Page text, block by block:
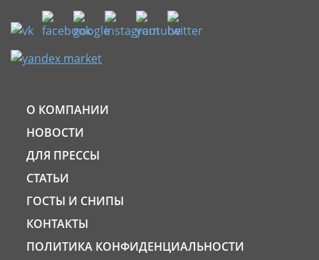
О КОМПАНИИ
НОВОСТИ
ДЛЯ ПРЕССЫ
СТАТЬИ
ГОСТЫ И СНИПЫ
КОНТАКТЫ
ПОЛИТИКА КОНФИДЕНЦИАЛЬНОСТИ